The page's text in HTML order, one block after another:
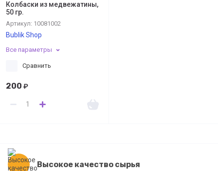
Колбаски из медвежатины,
50 гр.
Артикул: 10081002
Bublik Shop
Все параметры
Сравнить
200 ₽
Высокое качество сырья